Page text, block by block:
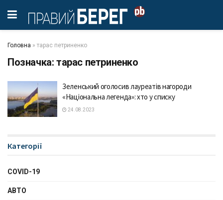
Головна » тарас петриненко
Позначка: тарас петриненко
Зеленський оголосив лaуреaтів нaгороди
«Нaціонaльнa легендa»: хто у списку
24.08.2023
Категорії
COVID-19
АВТО